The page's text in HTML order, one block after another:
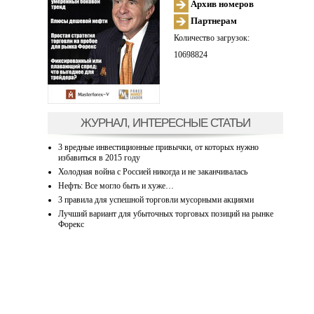
Архив номеров
Партнерам
Количество загрузок:
10698824
ЖУРНАЛ, ИНТЕРЕСНЫЕ СТАТЬИ
3 вредные инвестиционные привычки, от которых нужно
избавиться в 2015 году
Холодная война с Россией никогда и не заканчивалась
Нефть: Все могло быть и хуже…
3 правила для успешной торговли мусорными акциями
Лучший вариант для убыточных торговых позиций на рынке
Форекс